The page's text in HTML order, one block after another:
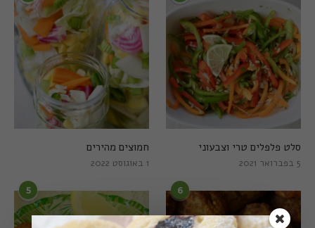
חמוצים מהירים
1 באוגוסט 2022
סלט פלפלים טרי וצבעוני
5 בפברואר 2021
5 6